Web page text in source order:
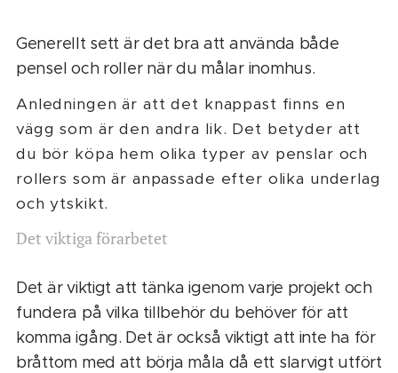
Generellt sett är det bra att använda både
pensel och roller när du målar inomhus.
Anledningen är att det knappast finns en
vägg som är den andra lik. Det betyder att
du bör köpa hem olika typer av penslar och
rollers som är anpassade efter olika underlag
och ytskikt.
Det viktiga förarbetet
Det är viktigt att tänka igenom varje projekt och
fundera på vilka tillbehör du behöver för att
komma igång. Det är också viktigt att inte ha för
bråttom med att börja måla då ett slarvigt utfört